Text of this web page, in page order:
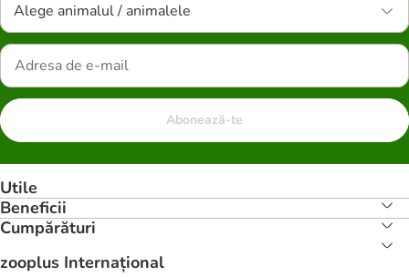
Alege animalul / animalele
Abonează-te
Utile
Beneficii
Cumpărături
zooplus Internațional